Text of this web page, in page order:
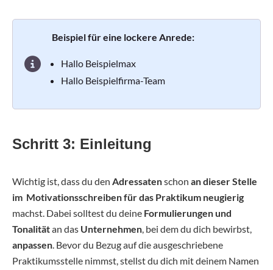
Beispiel für eine lockere Anrede:
Hallo Beispielmax
Hallo Beispielfirma-Team
Schritt 3: Einleitung
Wichtig ist, dass du den Adressatenschon an dieser Stelle
im Motivationsschreiben für das Praktikum neugierig
machst. Dabei solltest du deine Formulierungen und
Tonalitätan das Unternehmen, bei dem du dich bewirbst,
anpassen. Bevor du Bezug auf die ausgeschriebene
Praktikumsstelle nimmst, stellst du dich mit deinem Namen